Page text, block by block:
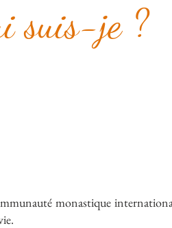
suis-je ?
monastique